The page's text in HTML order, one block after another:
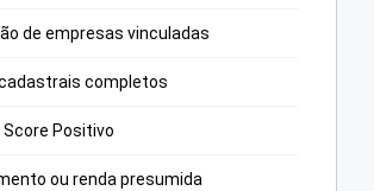
de empresas vinculadas
completos
Score Positivo
ou renda presumida